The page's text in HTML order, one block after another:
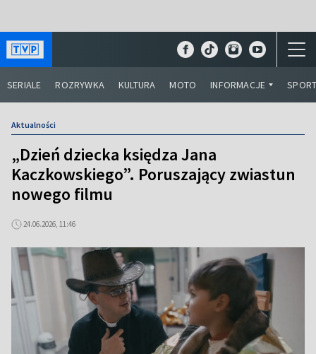
SERIALE ROZRYWKA KULTURA MOTO INFORMACJE
Aktualności
„Dzień dziecka księdza Jana
Kaczkowskiego”. Poruszający zwiastun
nowego filmu
24.06.2026, 11:46